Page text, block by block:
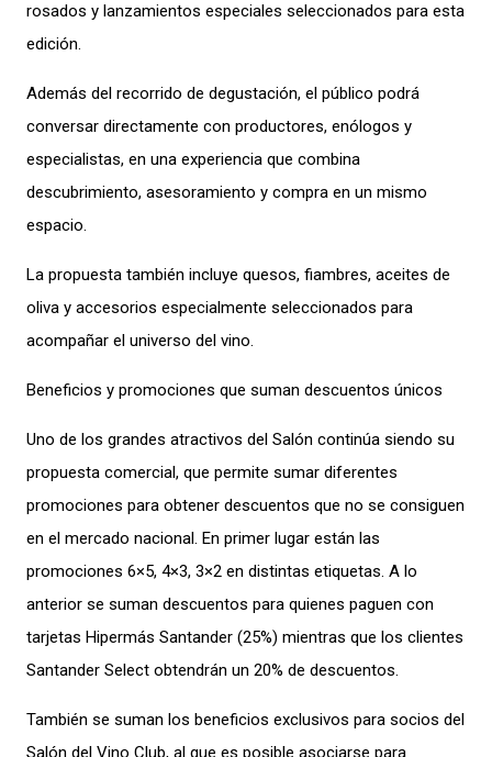
rosados y lanzamientos especiales seleccionados para esta
edición.
Además del recorrido de degustación, el público podrá
conversar directamente con productores, enólogos y
especialistas, en una experiencia que combina
descubrimiento, asesoramiento y compra en un mismo
espacio.
La propuesta también incluye quesos, fiambres, aceites de
oliva y accesorios especialmente seleccionados para
acompañar el universo del vino.
Beneficios y promociones que suman descuentos únicos
Uno de los grandes atractivos del Salón continúa siendo su
propuesta comercial, que permite sumar diferentes
promociones para obtener descuentos que no se consiguen
en el mercado nacional. En primer lugar están las
promociones 6×5, 4×3, 3×2 en distintas etiquetas. A lo
anterior se suman descuentos para quienes paguen con
tarjetas Hipermás Santander (25%) mientras que los clientes
Santander Select obtendrán un 20% de descuentos.
También se suman los beneficios exclusivos para socios del
Salón del Vino Club, al que es posible asociarse para